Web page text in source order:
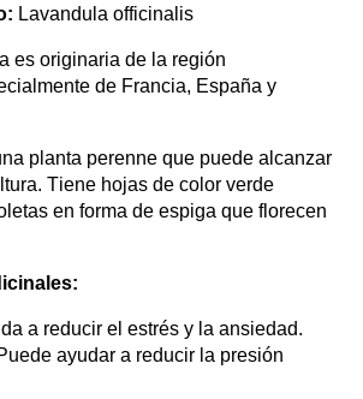
Lavandula officinalis
es originaria de la región
de Francia, España y
planta perenne que puede alcanzar
Tiene hojas de color verde
en forma de espiga que florecen
a reducir el estrés y la ansiedad.
ayudar a reducir la presión